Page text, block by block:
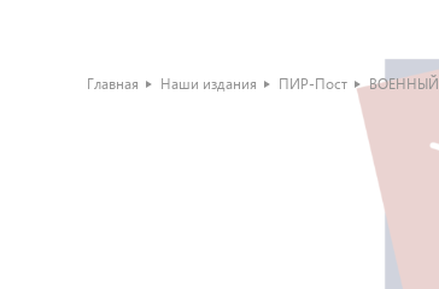
Главная Наши издания ПИР-Пост ВОЕННЫЙ